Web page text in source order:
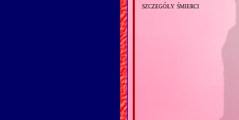
szczegóły śmierci